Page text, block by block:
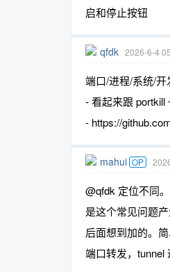
启和停止按钮
qfdk 2026-6-4
端口/进程/系统/开
- 看起来跟
- https://
mahui OP
@qfdk 定位不同
是这个常见问题
后面想到加的。
端口转发，tunnel